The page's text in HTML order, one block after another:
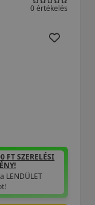
0 értékelés
FT SZERELÉSI
LENDÜLET